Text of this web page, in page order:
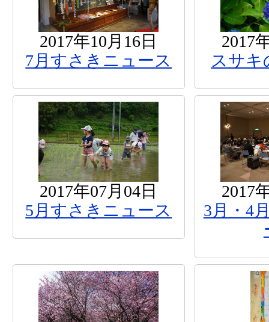
2017年10月16日
7月すさきニュース
2017
スサキ
2017年07月04日
5月すさきニュース
2017
3月・4